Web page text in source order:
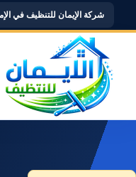
شركة الإيمان للتنظيف في